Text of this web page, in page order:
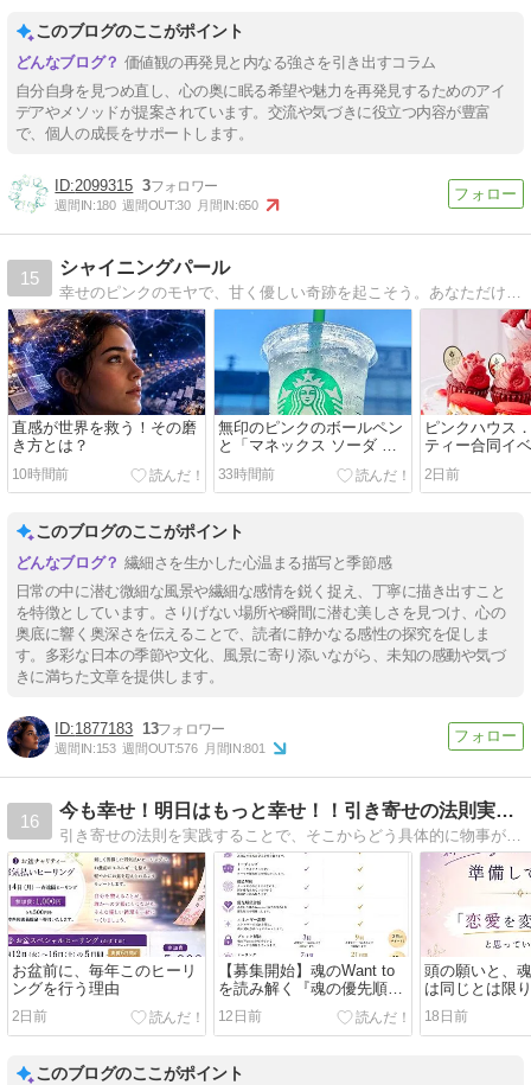
このブログのここがポイント
価値観の再発見と内なる強さを引き出すコラム
自分自身を見つめ直し、心の奥に眠る希望や魅力を再発見するためのアイ
デアやメソッドが提案されています。交流や気づきに役立つ内容が豊富
で、個人の成長をサポートします。
2099315 3
週間IN:180 週間OUT:30 月間IN:650
15
シャイニングパール
幸せのピンクのモヤで、甘く優しい奇跡を起こそう。あなただけの、マジョリカスタイリングの魔法。
直感が世界を救う！その磨
き方とは？
10時間前
無印のピンクのボールペン
と「マネックス ソーダ 檸
檬ゼリー」
33時間前
ピンクハウス
ティー合同イ
2日前
このブログのここがポイント
繊細さを生かした心温まる描写と季節感
日常の中に潜む微細な風景や繊細な感情を鋭く捉え、丁寧に描き出すこと
を特徴としています。さりげない場所や瞬間に潜む美しさを見つけ、心の
奥底に響く奥深さを伝えることで、読者に静かなる感性の探究を促しま
す。多彩な日本の季節や文化、風景に寄り添いながら、未知の感動や気づ
きに満ちた文章を提供します。
1877183 13
週間IN:153 週間OUT:576 月間IN:801
16
今も幸せ！明日はもっと幸せ！！引き寄せの法則実践日記
引き寄せの法則を実践することで、そこからどう具体的に物事が動いていくのか、ヒーリングや占いの見地からも書いていきます。
お盆前に、毎年このヒーリ
ングを行う理由
2日前
【募集開始】魂のWant to
を読み解く『魂の優先順位
診断』
12日前
頭の願いと、
は同じとは限
18日前
このブログのここがポイント